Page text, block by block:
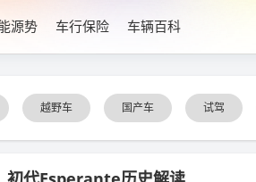
源势 车行保险 车辆百科
越野车 国产车 试驾